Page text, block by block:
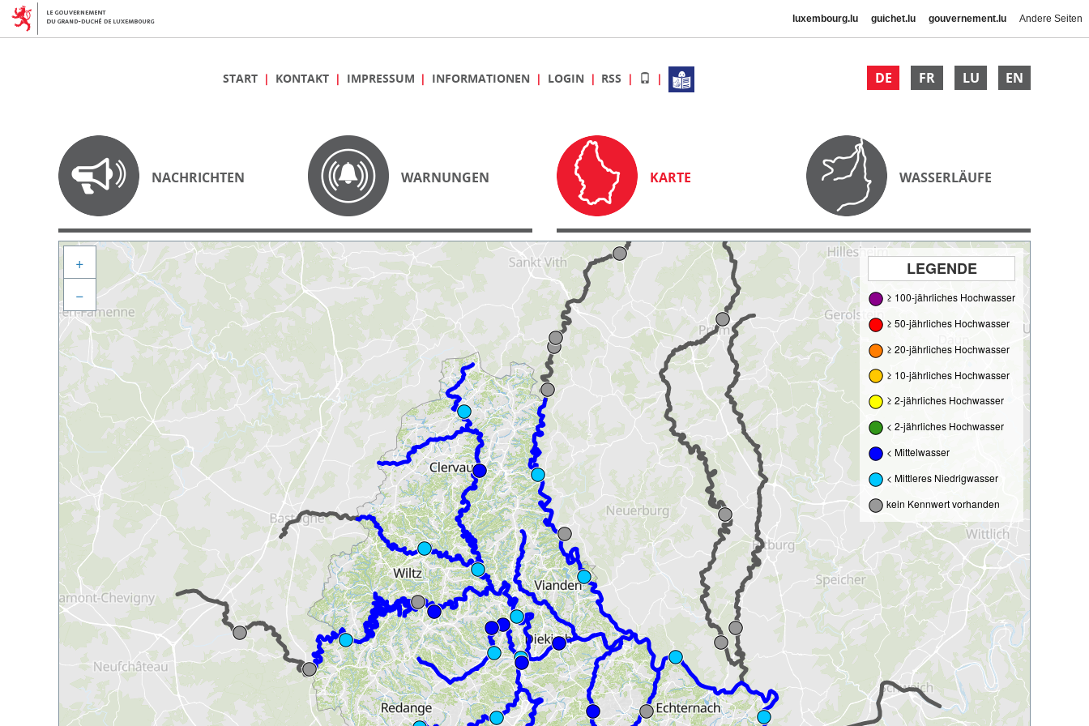
luxembourg.lu guichet.lu gouvernement.lu Andere Seiten
DE FR LU EN
START KONTAKT IMPRESSUM INFORMATIONEN LOGIN RSS
NACHRICHTEN WARNUNGEN KARTE WASSERLÄUFE
LEGENDE
≥ 100-jährliches Hochwasser
≥ 50-jährliches Hochwasser
≥ 20-jährliches Hochwasser
≥ 10-jährliches Hochwasser
≥ 2-jährliches Hochwasser
< 2-jährliches Hochwasser
< Mittelwasser
< Mittleres Niedrigwasser
kein Kennwert vorhanden
+
−